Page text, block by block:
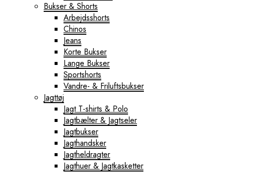
Bukser & Shorts
Arbejdsshorts
Chinos
Jeans
Korte Bukser
Lange Bukser
Sportshorts
Vandre- & Friluftsbukser
Jagttøj
Jagt T-shirts & Polo
Jagtbælter & Jagtseler
Jagtbukser
Jagthandsker
Jagtheldragter
Jagthuer & Jagtkasketter